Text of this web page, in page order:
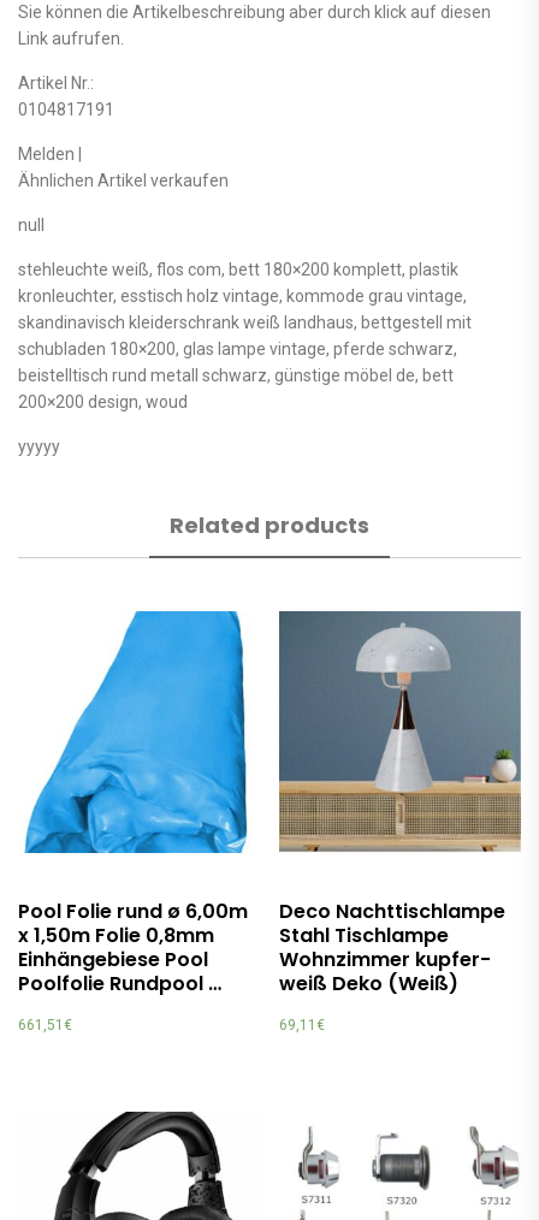
Sie können die Artikelbeschreibung aber durch klick auf diesen
Link aufrufen.
Artikel Nr.:
0104817191
Melden |
Ähnlichen Artikel verkaufen
null
stehleuchte weiß, flos com, bett 180×200 komplett, plastik
kronleuchter, esstisch holz vintage, kommode grau vintage,
skandinavisch kleiderschrank weiß landhaus, bettgestell mit
schubladen 180×200, glas lampe vintage, pferde schwarz,
beistelltisch rund metall schwarz, günstige möbel de, bett
200×200 design, woud
yyyyy
Related products
Pool Folie rund ø 6,00m
x 1,50m Folie 0,8mm
Einhängebiese Pool
Poolfolie Rundpool …
661,51 €
Deco Nachttischlampe
Stahl Tischlampe
Wohnzimmer kupfer-
weiß Deko (Weiß)
69,11 €